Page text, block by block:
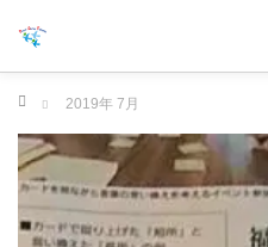
ホーム 2019年 7月